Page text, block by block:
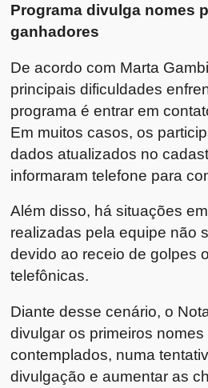
Programa divulga nomes
ganhadores
De acordo com Marta
principais dificuldades
programa é entrar em
Em muitos casos, os
dados atualizados no
informaram telefone para
Além disso, há situações
realizadas pela equipe não
devido ao receio de golpes
telefônicas.
Diante desse cenário, o
divulgar os primeiros
contemplados, numa
divulgação e aumentar as